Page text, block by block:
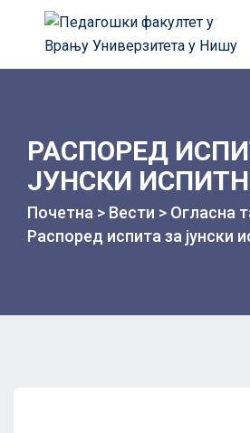
РАСПОРЕД
ЈУНСКИ
Почетна > Вести > Огласна
Распоред испита за јунски